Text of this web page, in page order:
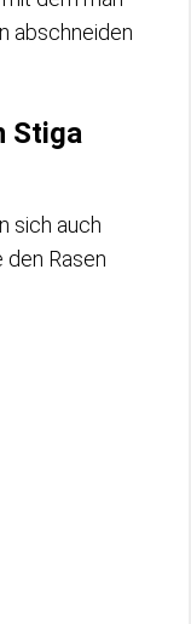
abschneiden
Stiga
sich auch
Rasen